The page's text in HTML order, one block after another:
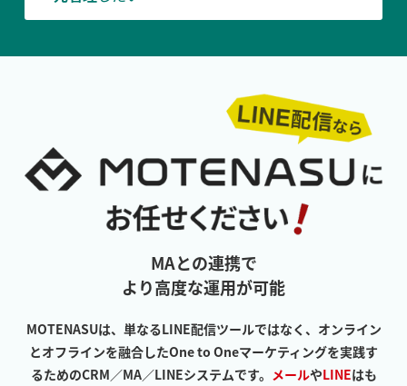
MAとの連携で
より高度な運用が可能
MOTENASUは、単なるLINE配信ツールではなく、オンライン
とオフラインを融合したOne to Oneマーケティングを実践す
るためのCRM／MA／LINEシステムです。 メールやLINEはも